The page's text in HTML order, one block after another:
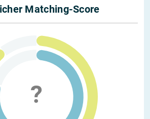
Matching-Score